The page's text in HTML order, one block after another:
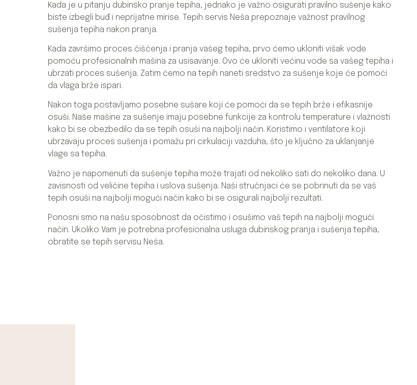
Kada je u pitanju dubinsko pranje tepiha, jednako je važno osigurati pravilno sušenje kako
biste izbegli buđ i neprijatne mirise. Tepih servis Neša prepoznaje važnost pravilnog
sušenja tepiha nakon pranja.
Kada završimo proces čišćenja i pranja vašeg tepiha, prvo ćemo ukloniti višak vode
pomoću profesionalnih mašina za usisavanje. Ovo će ukloniti većinu vode sa vašeg tepiha i
ubrzati proces sušenja. Zatim ćemo na tepih naneti sredstvo za sušenje koje će pomoći
da vlaga brže ispari.
Nakon toga postavljamo posebne sušare koji će pomoći da se tepih brže i efikasnije
osuši. Naše mašine za sušenje imaju posebne funkcije za kontrolu temperature i vlažnosti
kako bi se obezbedilo da se tepih osuši na najbolji način. Koristimo i ventilatore koji
ubrzavaju proces sušenja i pomažu pri cirkulaciji vazduha, što je ključno za uklanjanje
vlage sa tepiha.
Važno je napomenuti da sušenje tepiha može trajati od nekoliko sati do nekoliko dana. U
zavisnosti od veličine tepiha i uslova sušenja. Naši stručnjaci će se pobrinuti da se vaš
tepih osuši na najbolji mogući način kako bi se osigurali najbolji rezultati.
Ponosni smo na našu sposobnost da očistimo i osušimo vaš tepih na najbolji mogući
način. Ukoliko Vam je potrebna profesionalna usluga dubinskog pranja i sušenja tepiha,
obratite se tepih servisu Neša.